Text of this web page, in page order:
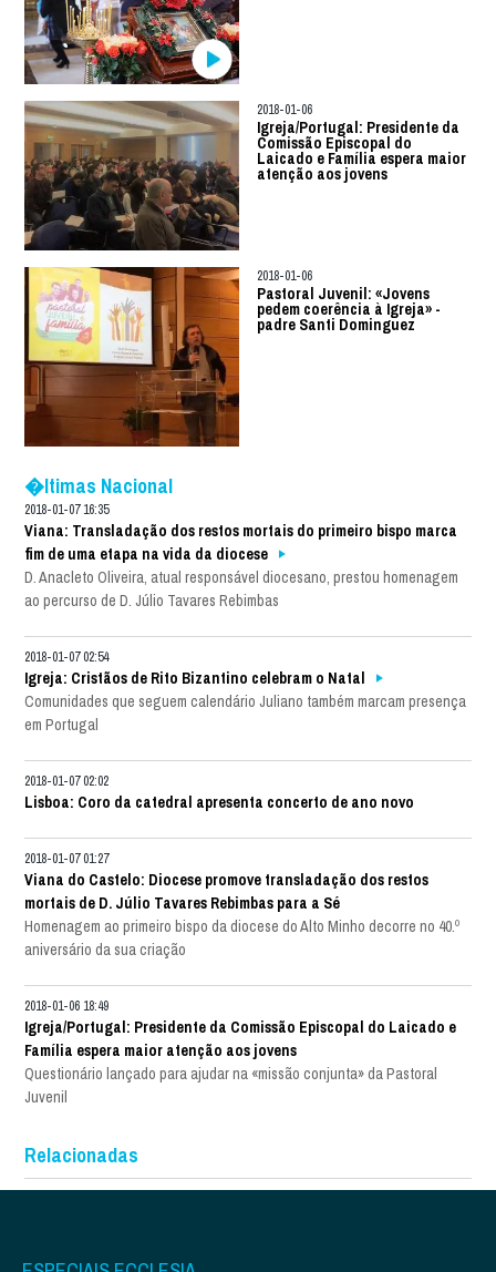
2018-01-06
Igreja/Portugal: Presidente da
Comissão Episcopal do
Laicado e Família espera maior
atenção aos jovens
2018-01-06
Pastoral Juvenil: «Jovens
pedem coerência à Igreja» -
padre Santi Dominguez
�ltimas Nacional
2018-01-07 16:35
Viana: Transladação dos restos mortais do primeiro bispo marca
fim de uma etapa na vida da diocese
D. Anacleto Oliveira, atual responsável diocesano, prestou homenagem
ao percurso de D. Júlio Tavares Rebimbas
2018-01-07 02:54
Igreja: Cristãos de Rito Bizantino celebram o Natal
Comunidades que seguem calendário Juliano também marcam presença
em Portugal
2018-01-07 02:02
Lisboa: Coro da catedral apresenta concerto de ano novo
2018-01-07 01:27
Viana do Castelo: Diocese promove transladação dos restos
mortais de D. Júlio Tavares Rebimbas para a Sé
Homenagem ao primeiro bispo da diocese do Alto Minho decorre no 40.º
aniversário da sua criação
2018-01-06 18:49
Igreja/Portugal: Presidente da Comissão Episcopal do Laicado e
Família espera maior atenção aos jovens
Questionário lançado para ajudar na «missão conjunta» da Pastoral
Juvenil
Relacionadas